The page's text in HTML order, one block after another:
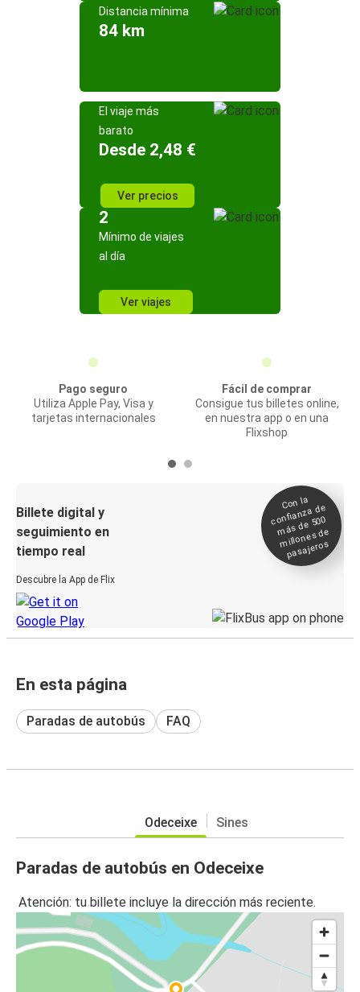
Distancia mínima
84 km
El viaje más
barato
Desde 2,48 €
Ver precios
2
Mínimo de viajes
al día
Ver viajes
Pago seguro
Utiliza Apple Pay, Visa y
tarjetas internacionales
Fácil de comprar
Consigue tus billetes online,
en nuestra app o en una
Flixshop
Billete digital y
seguimiento en
tiempo real
Descubre la App de Flix
Con la
confianza de
más de 500
millones de
pasajeros
En esta página
Paradas de autobús FAQ
Odeceixe Sines
Paradas de autobús en Odeceixe
Atención: tu billete incluye la dirección más reciente.